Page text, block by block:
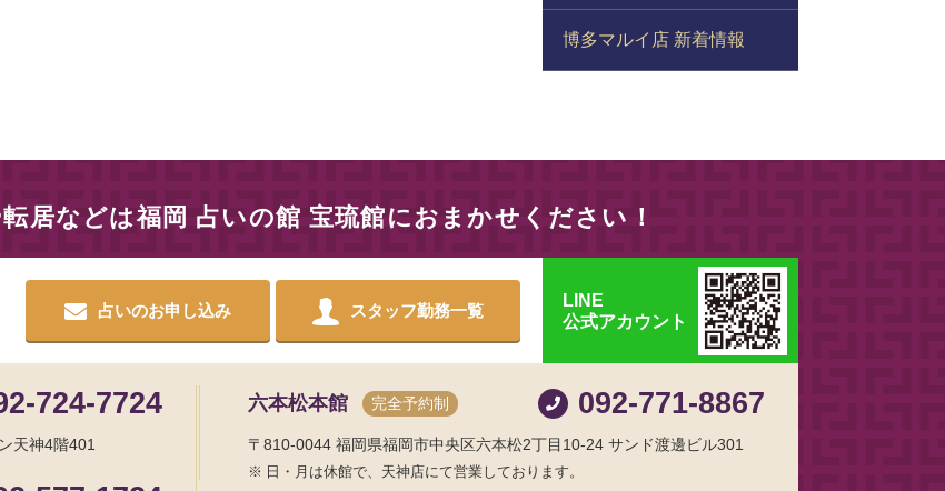
博多マルイ店 新着情報
居などは福岡 占いの館 宝琉館におまかせください！
占いのお申し込み スタッフ勤務一覧
LINE
公式アカウント
724-7724
天神4階401
六本松本館 完全予約制 092-771-8867
〒810-0044 福岡県福岡市中央区六本松2丁目10-24 サンド渡邊ビル301
日・月は休館で、天神店にて営業しております。